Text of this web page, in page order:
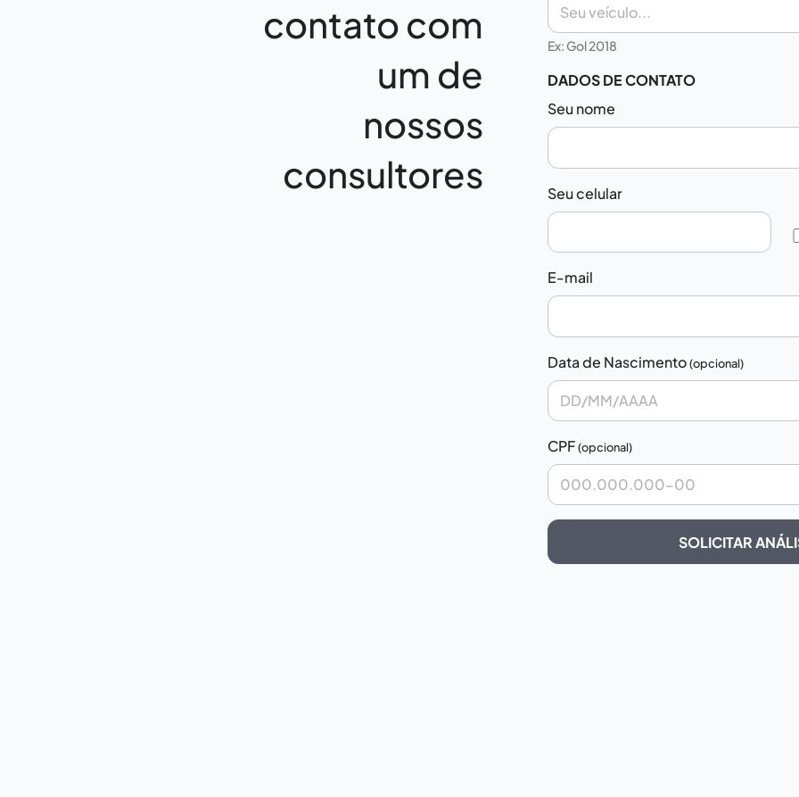
contato com
um de
nossos
consultores
Ex: Gol 2018
DADOS DE CONTATO
Seu nome
Seu celular
E-mail
Data de Nascimento (opcional)
CPF (opcional)
SOLICITAR